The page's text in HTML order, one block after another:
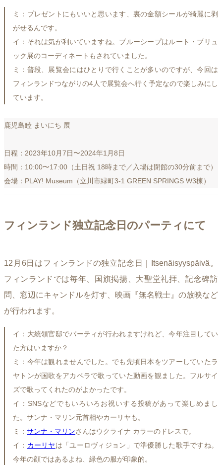
ミ：プレゼントにもいいと思います、裏の金額シールが綺麗に剥
がせるんです。
イ：それは気が利いていますね。ブルーシープはルート・ブリュ
ック展のコーディネートもされていました。
ミ：普段、展覧会にはひとりで行くことが多いのですが、今回は
フィンランドつながりの4人で展覧会へ行く予定なので楽しみにし
ています。
鹿児島睦 まいにち 展
日程：2023年10月7日〜2024年1月8日
時間：10:00〜17:00（土日祝 18時まで／入場は閉館の30分前まで）
会場：PLAY! Museum（立川市緑町3-1 GREEN SPRINGS W3棟）
フィンランド独立記念日のパーティにて
12月6日はフィンランドの独立記念日｜Itsenäisyyspäivä。
フィンランドでは毎年、国旗掲揚、大聖堂礼拝、記念碑訪
問、窓辺にキャンドルを灯す、映画『無名戦士』の放映など
が行われます。
イ：大統領官邸でパーティが行われますけれど、今年注目してい
た方はいますか？
ミ：今年は観れませんでした。でも先頃日本をツアーしていたラ
ヤトンが国歌をアカペラで歌っていた動画を観ました。フルサイ
ズで歌ってくれたのがよかったです。
イ：SNSなどでもいろいろお祝いする投稿があって楽しめまし
た。サンナ・マリン元首相やカーリヤも。
ミ： サンナ・マリンさんはウクライナ カラーのドレスで。
イ： カーリヤは「ユーロヴィジョン」で準優勝した歌手ですね。
今年の顔ではあるよね、緑色の服が印象的。